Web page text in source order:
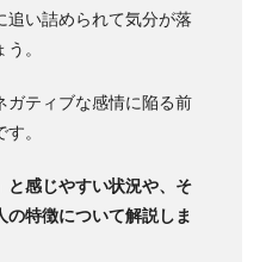
追い詰められて気分が落
。
ガティブな感情に陥る前
。
と感じやすい状況や、そ
の特徴について解説しま